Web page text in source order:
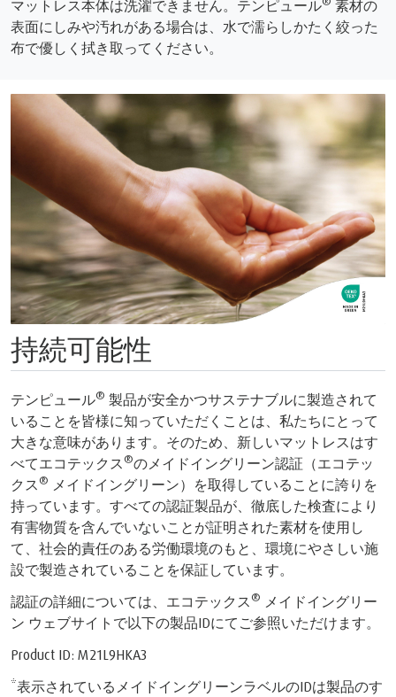
マットレス本体は洗濯できません。テンピュール
素材の
表面にしみや汚れがある場合は、水で濡らしかたく絞った
布で優しく拭き取ってください。
持続可能性
テンピュール® 製品が安全かつサステナブルに製造されて
いることを皆様に知っていただくことは、私たちにとって
大きな意味があります。そのため、新しいマットレスはす
べてエコテックス ®のメイドイングリーン認証（エコテッ
クス ® メイドイングリーン）を取得していることに誇りを
持っています。すべての認証製品が、徹底した検査により
有害物質を含んでいないことが証明された素材を使用し
て、社会的責任のある労働環境のもと、環境にやさしい施
設で製造されていることを保証しています。
認証の詳細については、エコテックス ® メイドイングリー
ン ウェブサイトで以下の製品IDにてご参照いただけます。
Product ID: M21L9HKA3
*表示されているメイドイングリーンラベルのIDは製品のす